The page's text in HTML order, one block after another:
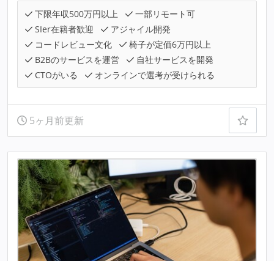
下限年収500万円以上
一部リモート可
SIer在籍者歓迎
アジャイル開発
コードレビュー文化
椅子が定価6万円以上
B2Bのサービスを運営
自社サービスを開発
CTOがいる
オンラインで選考が受けられる
5ヶ月前更新